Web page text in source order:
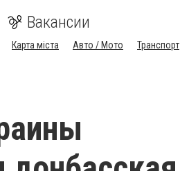
Вакансии
Карта міста Авто / Мото Транспорт